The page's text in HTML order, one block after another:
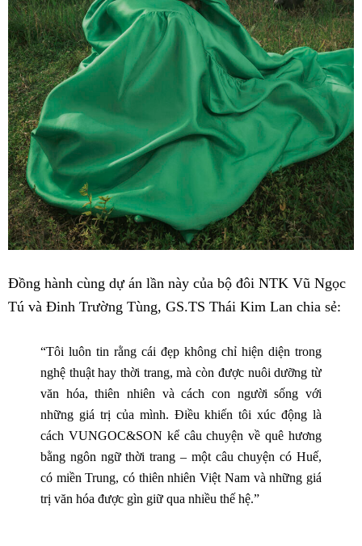
Đồng hành cùng dự án lần này của bộ đôi NTK Vũ Ngọc
Tú và Đinh Trường Tùng, GS.TS Thái Kim Lan chia sẻ:
“Tôi luôn tin rằng cái đẹp không chỉ hiện diện trong
nghệ thuật hay thời trang, mà còn được nuôi dưỡng từ
văn hóa, thiên nhiên và cách con người sống với
những giá trị của mình. Điều khiến tôi xúc động là
cách VUNGOC&SON kể câu chuyện về quê hương
bằng ngôn ngữ thời trang – một câu chuyện có Huế,
có miền Trung, có thiên nhiên Việt Nam và những giá
trị văn hóa được gìn giữ qua nhiều thế hệ.”